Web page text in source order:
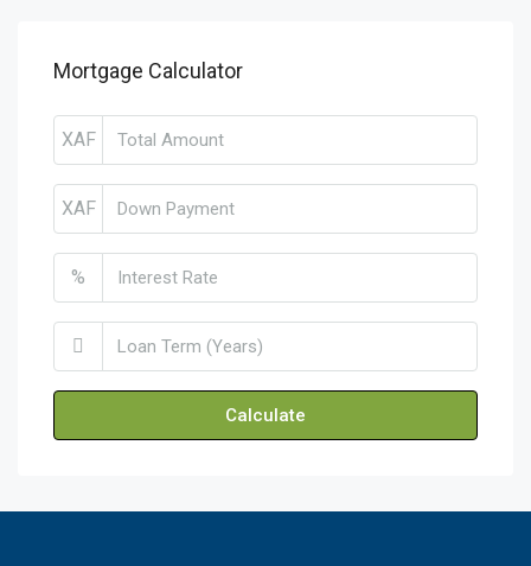
Mortgage Calculator
XAF
XAF
%
Calculate